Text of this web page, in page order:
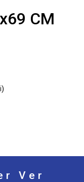
CM
Ver